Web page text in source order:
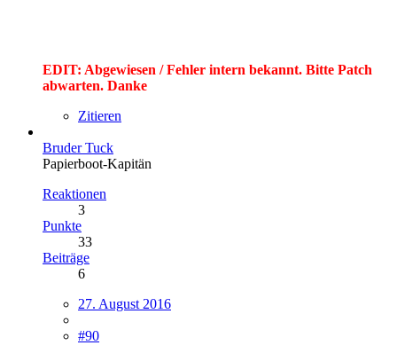
EDIT: Abgewiesen / Fehler intern bekannt. Bitte Patch
abwarten. Danke
Zitieren
Bruder Tuck
Papierboot-Kapitän
Reaktionen
3
Punkte
33
Beiträge
6
27. August 2016
#90